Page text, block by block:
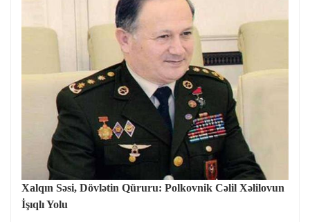
Xalqın Səsi, Dövlətin Qüruru: Polkovnik Cəlil Xəlilovun
İşıqlı Yolu